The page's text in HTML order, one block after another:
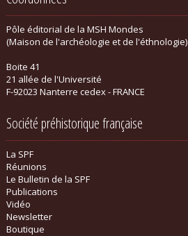
Pôle éditorial de la MSH Mondes
(Maison de l'archéologie et de l'éthnologie)
Boite 41
21 allée de l'Université
F-92023 Nanterre cedex - FRANCE
Société préhistorique française
La SPF
Réunions
Le Bulletin de la SPF
Publications
Vidéo
Newsletter
Boutique